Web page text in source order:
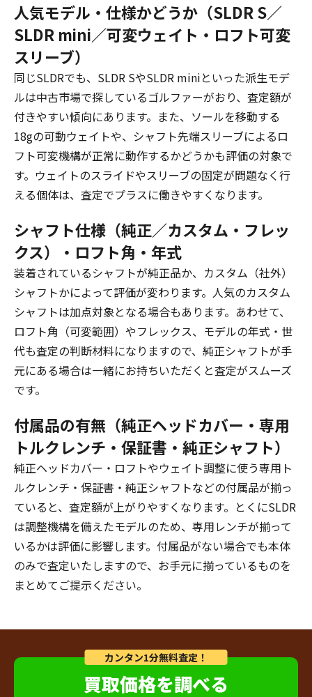
人気モデル・仕様かどうか（SLDR S／
SLDR mini／可変ウェイト・ロフト可変
スリーブ）
同じSLDRでも、SLDR SやSLDR miniといった派生モデ
ルは中古市場で探しているゴルファーがおり、査定額が
付きやすい傾向にあります。また、ソールを移動する
18gの可動ウェイトや、シャフト先端スリーブによるロ
フト可変機構が正常に動作するかどうかも評価の対象で
す。ウェイトのスライドやスリーブの固定が問題なく行
える個体は、査定でプラスに働きやすくなります。
シャフト仕様（純正／カスタム・フレッ
クス）・ロフト角・年式
装着されているシャフトが純正品か、カスタム（社外）
シャフトかによって評価が変わります。人気のカスタム
シャフトは加点対象となる場合もあります。あわせて、
ロフト角（可変範囲）やフレックス、モデルの年式・世
代も査定の判断材料になりますので、純正シャフトが手
元にある場合は一緒にお持ちいただくと査定がスムーズ
です。
付属品の有無（純正ヘッドカバー・専用
トルクレンチ・保証書・純正シャフト）
純正ヘッドカバー・ロフトやウェイト調整に使う専用ト
ルクレンチ・保証書・純正シャフトなどの付属品が揃っ
ていると、査定額が上がりやすくなります。とくにSLDR
は調整機構を備えたモデルのため、専用レンチが揃って
いるかは評価に影響します。付属品がない場合でも本体
のみで査定いたしますので、お手元に揃っているものを
まとめてご提示ください。
カンタン1分無料査定！
買取価格を調べる